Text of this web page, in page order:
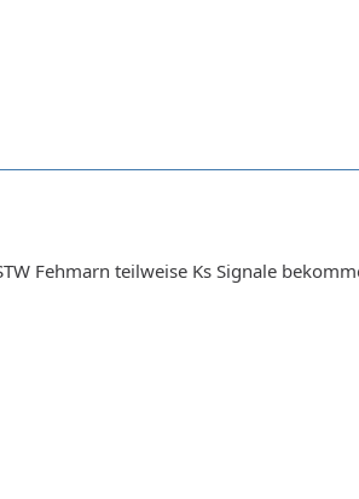
Fehmarn teilweise Ks Signale